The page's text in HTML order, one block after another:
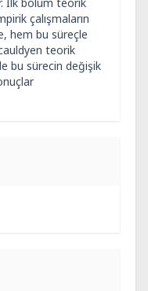
çalışmaların
hem bu süreçle
teorik
bu sürecin değişik